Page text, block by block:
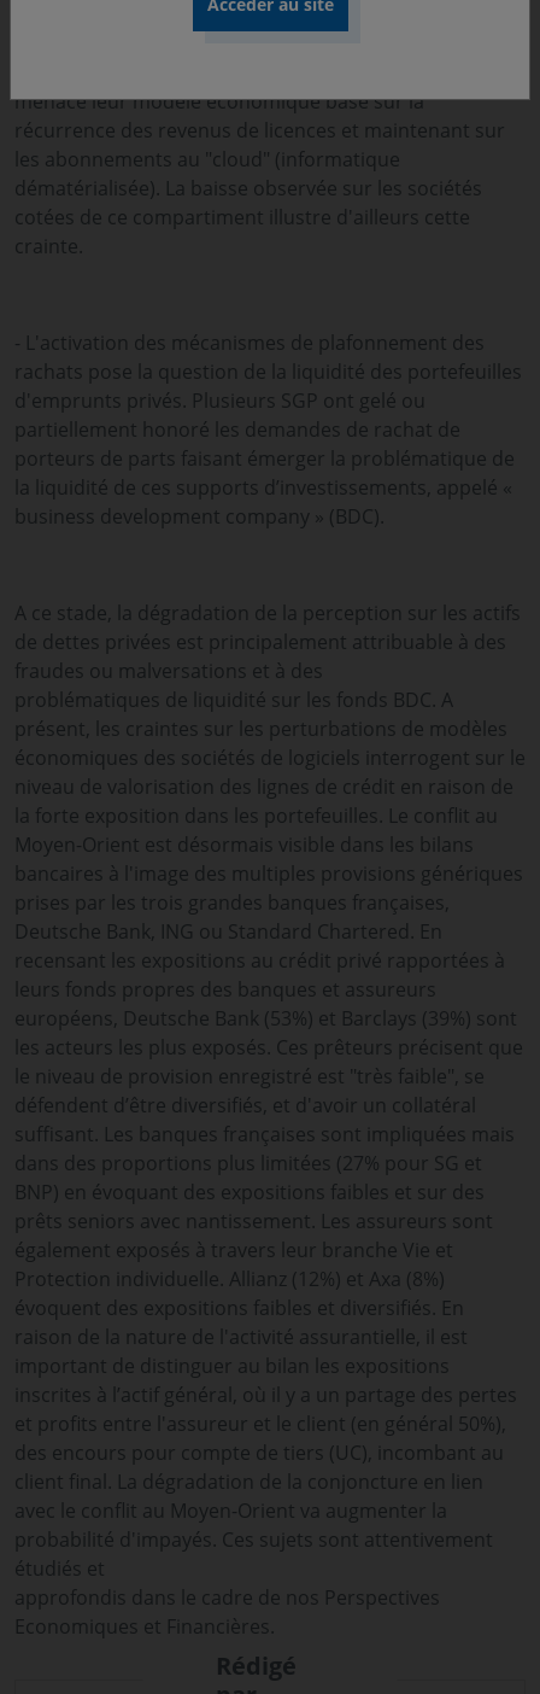
éditeurs de logiciel représentent un quart des
menace leur modèle économique basé sur la
récurrence des revenus de licences et maintenant sur
les abonnements au "cloud" (informatique
dématérialisée). La baisse observée sur les sociétés
cotées de ce compartiment illustre d'ailleurs cette
crainte.
- L'activation des mécanismes de plafonnement des
rachats pose la question de la liquidité des portefeuilles
d'emprunts privés. Plusieurs SGP ont gelé ou
partiellement honoré les demandes de rachat de
porteurs de parts faisant émerger la problématique de
la liquidité de ces supports d’investissements, appelé «
business development company » (BDC).
A ce stade, la dégradation de la perception sur les actifs
de dettes privées est principalement attribuable à des
fraudes ou malversations et à des
problématiques de liquidité sur les fonds BDC. A
présent, les craintes sur les perturbations de modèles
économiques des sociétés de logiciels interrogent sur le
niveau de valorisation des lignes de crédit en raison de
la forte exposition dans les portefeuilles. Le conflit au
Moyen-Orient est désormais visible dans les bilans
bancaires à l'image des multiples provisions génériques
prises par les trois grandes banques françaises,
Deutsche Bank, ING ou Standard Chartered. En
recensant les expositions au crédit privé rapportées à
leurs fonds propres des banques et assureurs
européens, Deutsche Bank (53%) et Barclays (39%) sont
les acteurs les plus exposés. Ces prêteurs précisent que
le niveau de provision enregistré est "très faible", se
défendent d’être diversifiés, et d'avoir un collatéral
suffisant. Les banques françaises sont impliquées mais
dans des proportions plus limitées (27% pour SG et
BNP) en évoquant des expositions faibles et sur des
prêts seniors avec nantissement. Les assureurs sont
également exposés à travers leur branche Vie et
Protection individuelle. Allianz (12%) et Axa (8%)
évoquent des expositions faibles et diversifiés. En
raison de la nature de l'activité assurantielle, il est
important de distinguer au bilan les expositions
inscrites à l’actif général, où il y a un partage des pertes
et profits entre l'assureur et le client (en général 50%),
des encours pour compte de tiers (UC), incombant au
client final. La dégradation de la conjoncture en lien
avec le conflit au Moyen-Orient va augmenter la
probabilité d'impayés. Ces sujets sont attentivement
étudiés et
approfondis dans le cadre de nos Perspectives
Economiques et Financières.
Rédigé